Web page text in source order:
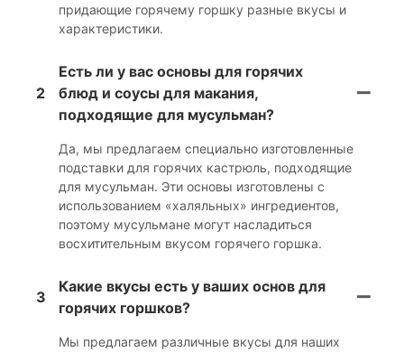
придающие горячему горшку разные вкусы и
характеристики.
2
Есть ли у вас основы для горячих
блюд и соусы для макания,
подходящие для мусульман?
Да, мы предлагаем специально изготовленные
подставки для горячих кастрюль, подходящие
для мусульман. Эти основы изготовлены с
использованием «халяльных» ингредиентов,
поэтому мусульмане могут насладиться
восхитительным вкусом горячего горшка.
3
Какие вкусы есть у ваших основ для
горячих горшков?
Мы предлагаем различные вкусы для наших